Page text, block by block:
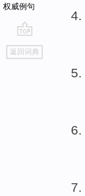
权威例句
go
top
返回词典